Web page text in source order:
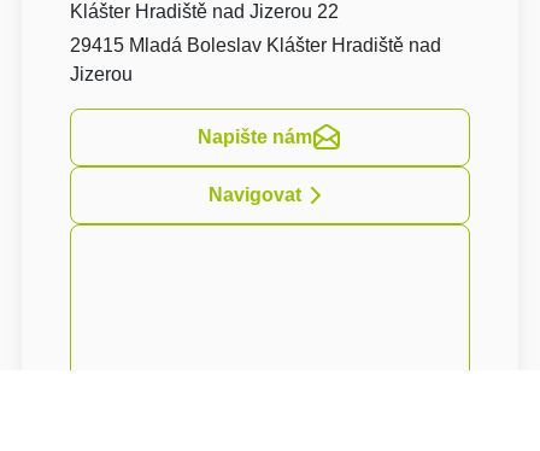
Klášter Hradiště nad Jizerou 22
29415 Mladá Boleslav Klášter Hradiště nad
Jizerou
Napište nám
Navigovat